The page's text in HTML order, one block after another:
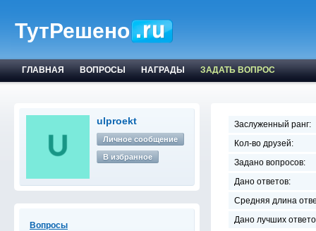
ТутРешено
ГЛАВНАЯ ВОПРОСЫ НАГРАДЫ ЗАДАТЬ ВОПРОС
ulproekt
Личное сообщение
В избранное
Вопросы
Заслуженный ранг:
Кол-во друзей:
Задано вопросов:
Дано ответов:
Средняя длина
Дано лучших